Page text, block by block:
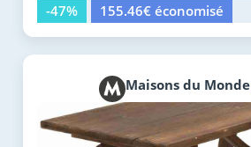
-47%
155.46€ économisé
Maisons du Monde